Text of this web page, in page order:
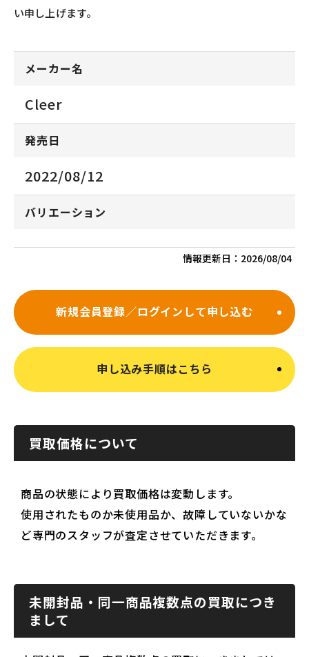
い申し上げます。
メーカー名
Cleer
発売日
2022/08/12
バリエーション
情報更新日： 2026/08/04
新規会員登録／ログインして申し込む
申し込み手順はこちら
買取価格について
商品の状態により買取価格は変動します。
使用されたものか未使用品か、故障していないかな
ど専門のスタッフが査定させていただきます。
未開封品・同一商品複数点の買取につき
まして